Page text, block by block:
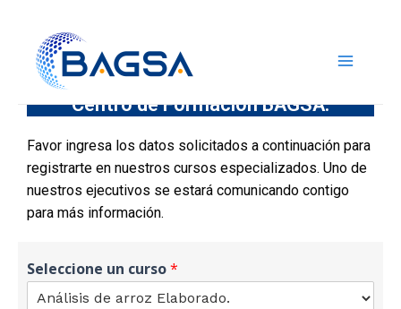
Formulario de Inscripción
Centro de Formación BAGSA.
Favor ingresa los datos solicitados a continuación para
registrarte en nuestros cursos especializados. Uno de
nuestros ejecutivos se estará comunicando contigo
para más información.
Seleccione un curso*